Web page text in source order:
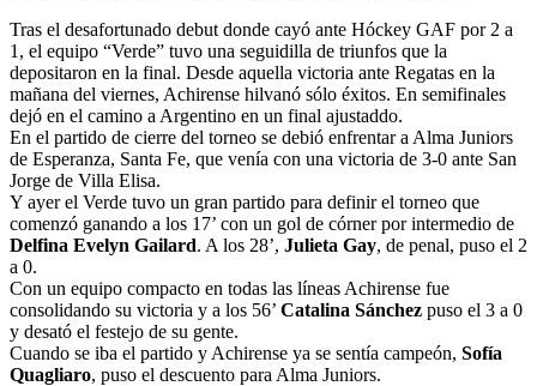
Tras el desafortunado debut donde cayó ante Hóckey GAF por 2 a
1, el equipo “Verde” tuvo una seguidilla de triunfos que la
depositaron en la final. Desde aquella victoria ante Regatas en la
mañana del viernes, Achirense hilvanó sólo éxitos. En semifinales
dejó en el camino a Argentino en un final ajustaddo.
En el partido de cierre del torneo se debió enfrentar a Alma Juniors
de Esperanza, Santa Fe, que venía con una victoria de 3-0 ante San
Jorge de Villa Elisa.
Y ayer el Verde tuvo un gran partido para definir el torneo que
comenzó ganando a los 17’ con un gol de córner por intermedio de
Delfina Evelyn Gailard. A los 28’, Julieta Gay, de penal, puso el 2
a 0.
Con un equipo compacto en todas las líneas Achirense fue
consolidando su victoria y a los 56’ Catalina Sánchez puso el 3 a 0
y desató el festejo de su gente.
Cuando se iba el partido y Achirense ya se sentía campeón, Sofía
Quagliaro, puso el descuento para Alma Juniors.